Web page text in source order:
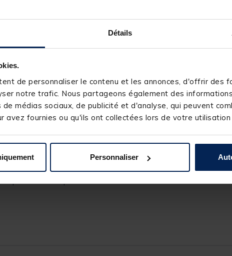
Détails
de personnaliser le contenu et les annonces, d'offrir des
notre trafic. Nous partageons également des
médias sociaux, de publicité et d'analyse, qui peuvent
avez fournies ou qu'ils ont collectées lors de votre
Personnaliser
et de résonance
tresse
bon confort de pêche
prise en main optimale